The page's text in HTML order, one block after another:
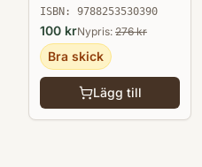
ISBN: 9788253530390
100 krNypris: 276kr
Bra skick
Lägg till